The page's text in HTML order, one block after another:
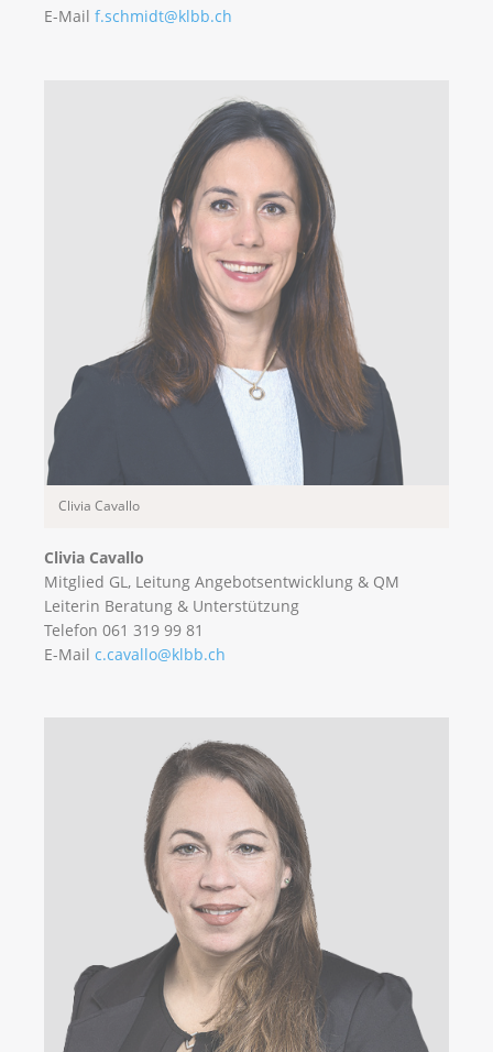
E-Mail f.schmidt@klbb.ch
Clivia Cavallo
Clivia Cavallo
Mitglied GL, Leitung Angebotsentwicklung & QM
Leiterin Beratung & Unterstützung
Telefon 061 319 99 81
E-Mail c.cavallo@klbb.ch